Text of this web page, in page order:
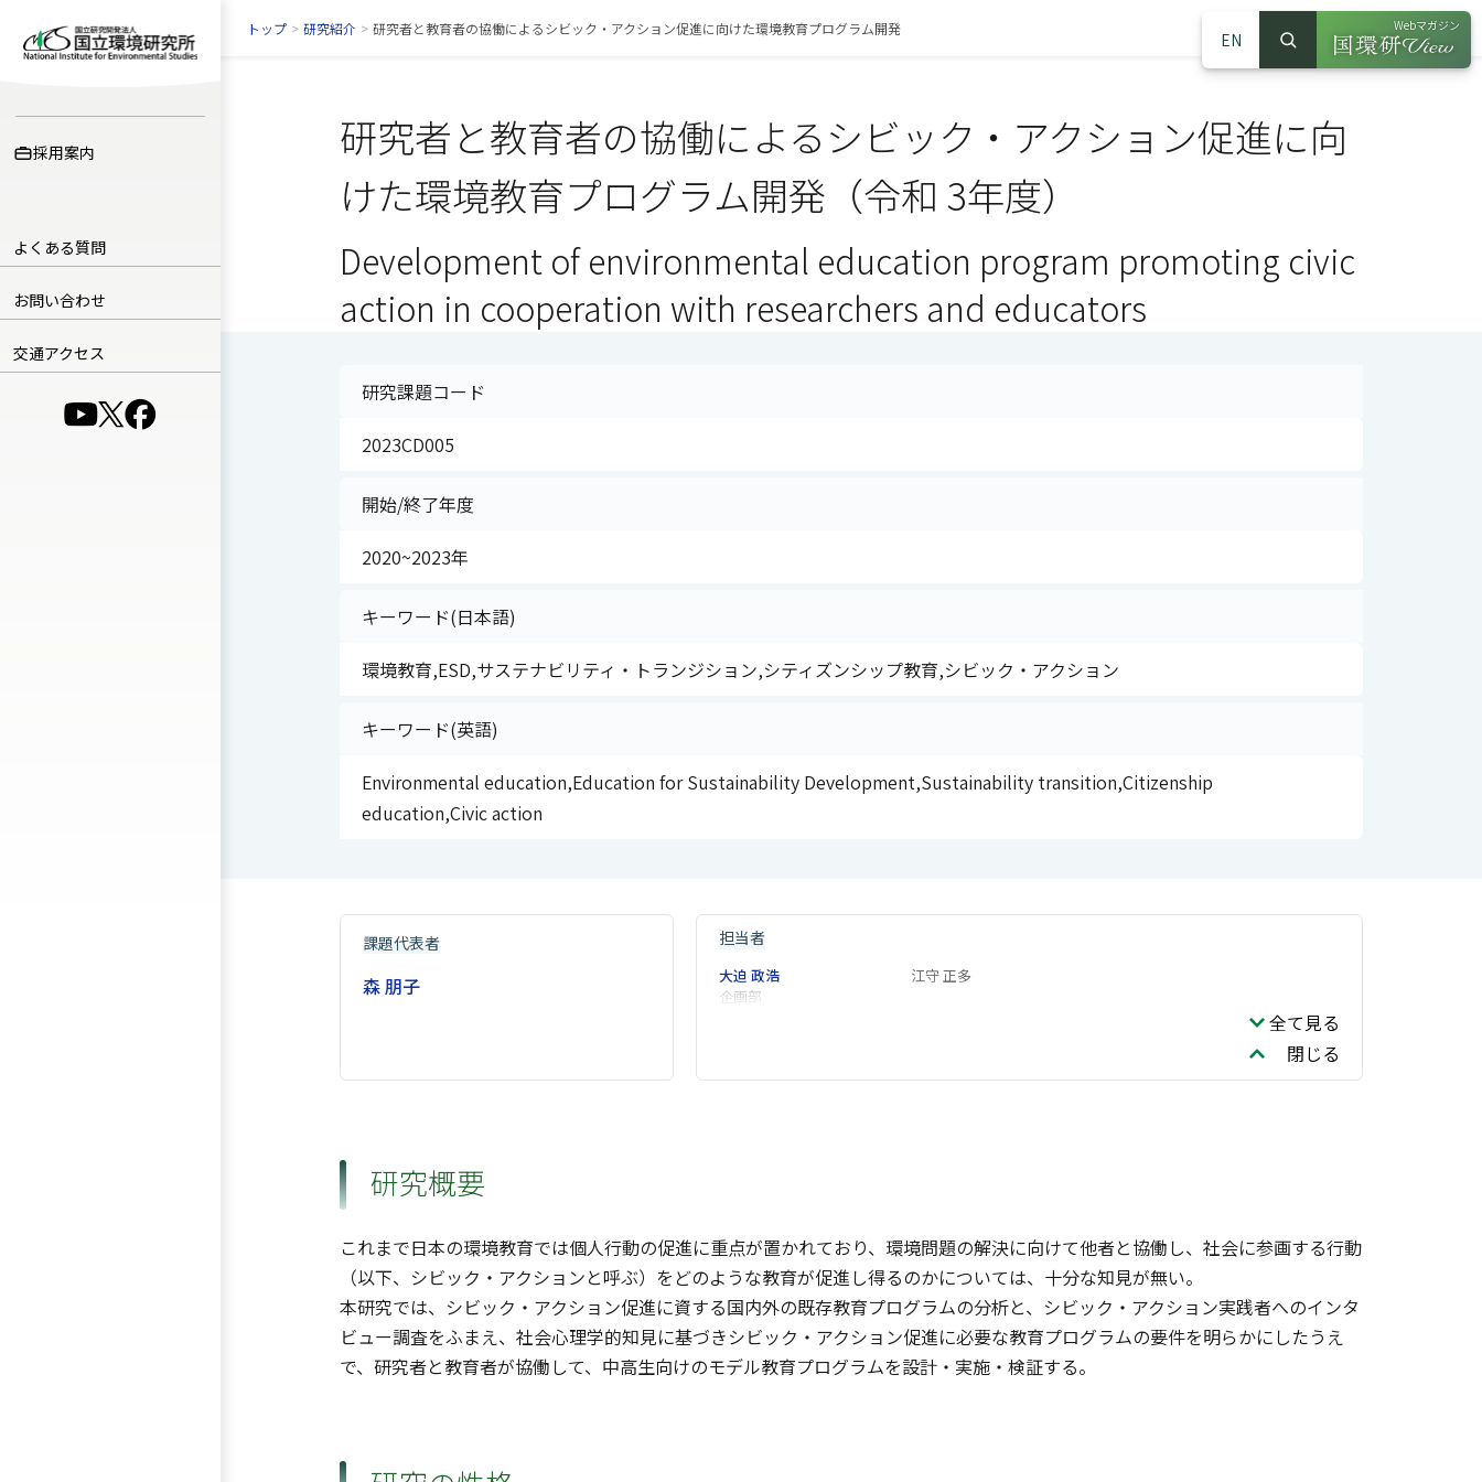
採用案内
よくある質問
お問い合わせ
交通アクセス
（別ウインドウで開きます）
（別ウインドウで開きます）
（別ウインドウで開きます）
EN
サイト内検索
検索
Webマガジン
（別ウインドウ
トップ > 研究紹介 > 研究者と教育者の協働によるシビック・アクション促進に向けた環境教育プログラム開発
研究者と教育者の協働によるシビック・アクション促進に向
けた環境教育プログラム開発（令和 3年度）
Development of environmental education program promoting civic
action in cooperation with researchers and educators
研究課題コード
2023CD005
開始/終了年度
2020~2023年
キーワード(日本語)
環境教育,ESD,サステナビリティ・トランジション,シティズンシップ教育,シビック・アクション
キーワード(英語)
Environmental education,Education for Sustainability Development,Sustainability transition,Citizenship
education,Civic action
課題代表者
森 朋子
担当者
大迫 政浩
企画部
江守 正多
全て見る
閉じる
研究概要
これまで日本の環境教育では個人行動の促進に重点が置かれており、環境問題の解決に向けて他者と協働し、社会に参画する行動
（以下、シビック・アクションと呼ぶ）をどのような教育が促進し得るのかについては、十分な知見が無い。
本研究では、シビック・アクション促進に資する国内外の既存教育プログラムの分析と、シビック・アクション実践者へのインタ
ビュー調査をふまえ、社会心理学的知見に基づきシビック・アクション促進に必要な教育プログラムの要件を明らかにしたうえ
で、研究者と教育者が協働して、中高生向けのモデル教育プログラムを設計・実施・検証する。